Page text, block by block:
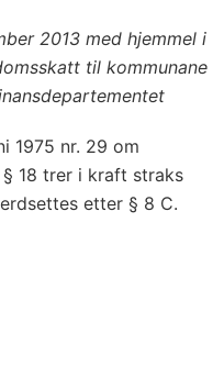
2013 med hjemmel i
til kommunane
1975 nr. 29 om
18 trer i kraft straks
etter § 8 C.